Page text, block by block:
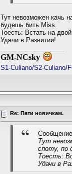
Тут невозможен качь
будешь бить Miss.
Тоесть: Встать на
Удачи в Развитии!
GM-NCsky
S1-Culiano/S2-Culiano/
Re: Пати новичкам.
Тут
споту, по
Тоесть:
Удачи в